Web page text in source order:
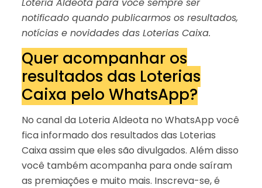
notificado quando publicarmos os resultados,
notícias e novidades das Loterias Caixa.
Quer acompanhar os
resultados das Loterias
Caixa pelo WhatsApp?
No canal da Loteria Aldeota no WhatsApp você
fica informado dos resultados das Loterias
Caixa assim que eles são divulgados. Além disso
você também acompanha para onde saíram
as premiações e muito mais. Inscreva-se, é